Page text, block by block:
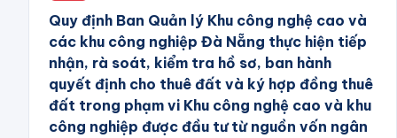
Quy định Ban Quản lý Khu công nghệ cao và
các khu công nghiệp Đà Nẵng thực hiện tiếp
nhận, rà soát, kiểm tra hồ sơ, ban hành
quyết định cho thuê đất và ký hợp đồng thuê
đất trong phạm vi Khu công nghệ cao và khu
công nghiệp được đầu tư từ nguồn vốn ngân